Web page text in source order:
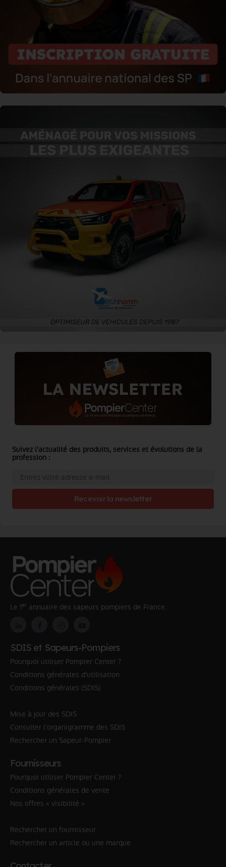
Suivez l'actualité des produits, services et évolutions de la
profession :
Recevoir la newsletter
Le 1er annuaire des sapeurs pompiers de France.
SDIS et Sapeurs-Pompiers
Pourquoi utiliser Pompier Center ?
Conditions générales d'utilisation
Conditions générales (SDIS)
Mise à jour des SDIS
Consulter l'organigramme des SDIS
Rechercher un Sapeur-Pompier
Fournisseurs
Pourquoi utiliser Pompier Center ?
Conditions générales de vente
Nos offres « visibilité »
Rechercher un fournisseur
Rechercher un article ou une marque